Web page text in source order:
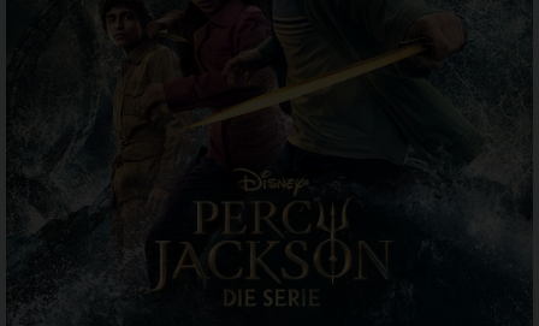
DEALS
MEIN HQ
50